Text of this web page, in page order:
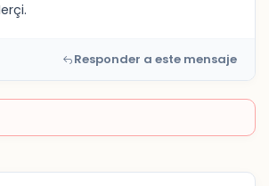
Responder a este mensaje